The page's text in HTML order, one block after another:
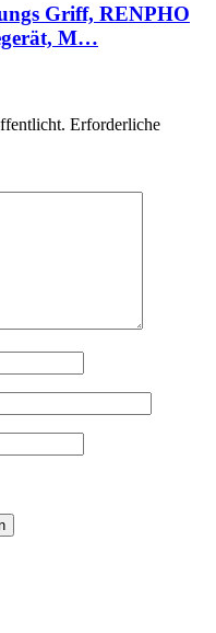
Griff, RENPHO
M…
Erforderliche